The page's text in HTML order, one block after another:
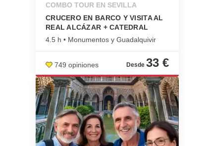
COMBO TOUR EN SEVILLA
CRUCERO EN BARCO Y VISITA AL
REAL ALCÁZAR + CATEDRAL
4.5 h • Monumentos y Guadalquivir
749 opiniones 33 €